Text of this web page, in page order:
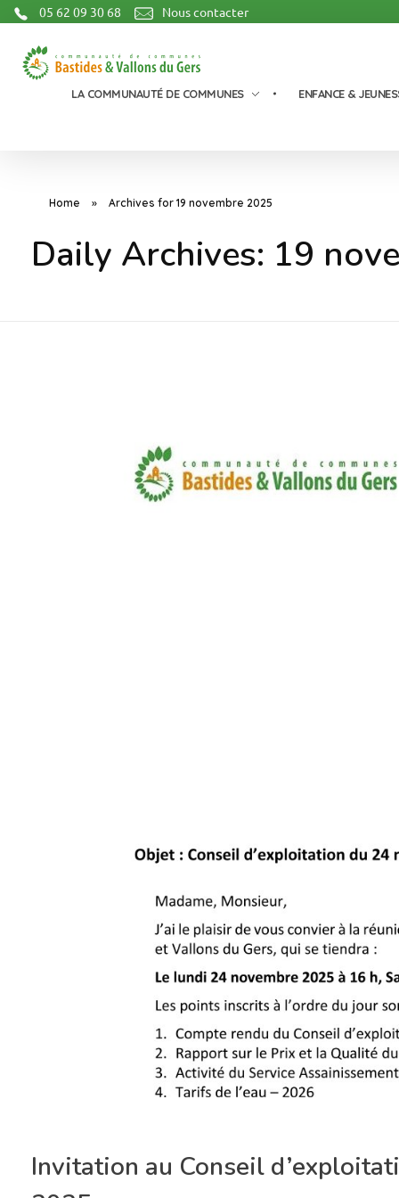
05 62 09 30 68 Nous contacter
LA COMMUNAUTÉ DE COMMUNES ENFANCE &
Home » Archives for 19 novembre 2025
Daily Archives: 19
Invitation au Conseil